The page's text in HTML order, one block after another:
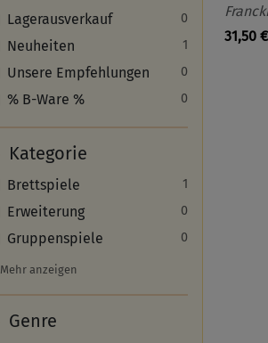
Lagerausverkauf
0
Neuheiten 1
Unsere Empfehlungen 0
% B-Ware % 0
Kategorie
Brettspiele 1
Erweiterung 0
Gruppenspiele 0
Mehr anzeigen
Genre
31,50 €